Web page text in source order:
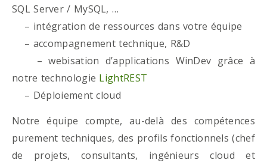
SQL Server / MySQL, …
– intégration de ressources dans votre équipe
– accompagnement technique, R&D
– webisation d’applications WinDev grâce à
notre technologie LightREST
– Déploiement cloud
Notre équipe compte, au-delà des compétences
purement techniques, des profils fonctionnels (chef
de projets, consultants, ingénieurs cloud et